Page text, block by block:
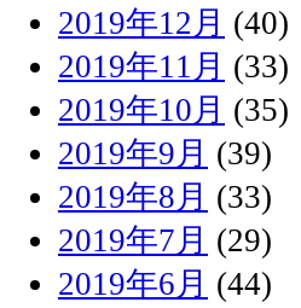
2019年12月 (40)
2019年11月 (33)
2019年10月 (35)
2019年9月 (39)
2019年8月 (33)
2019年7月 (29)
2019年6月 (44)